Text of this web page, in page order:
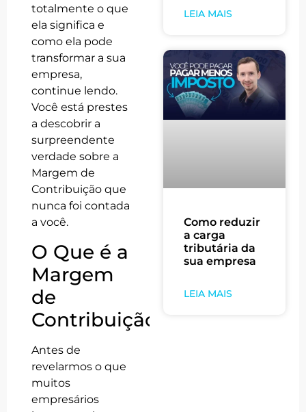
totalmente o que
ela significa e
como ela pode
transformar a sua
empresa,
continue lendo.
Você está prestes
a descobrir a
surpreendente
verdade sobre a
Margem de
Contribuição que
nunca foi contada
a você.
O Que é a
Margem
de
Contribuição?
Antes de
revelarmos o que
muitos
empresários
LEIA MAIS
Como reduzir
a carga
tributária da
sua empresa
LEIA MAIS